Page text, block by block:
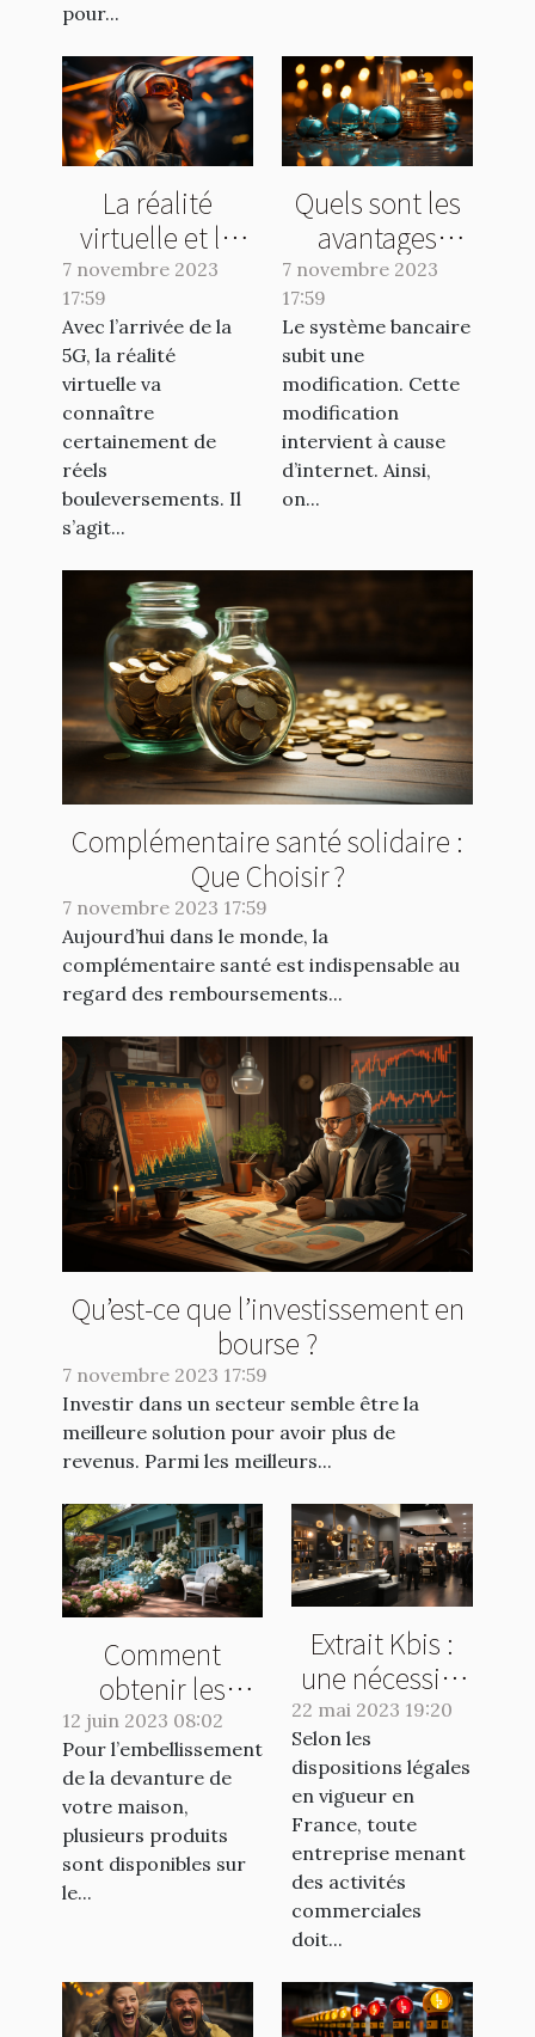
pour...
La réalité
virtuelle et la
5G : ce qu’il faut
comprendre !
7 novembre 2023
17:59
Avec l’arrivée de la
5G, la réalité
virtuelle va
connaître
certainement de
réels
bouleversements. Il
s’agit...
Quels sont les
avantages
d’une banque
en ligne ?
7 novembre 2023
17:59
Le système bancaire
subit une
modification. Cette
modification
intervient à cause
d’internet. Ainsi,
on...
Complémentaire santé solidaire :
Que Choisir ?
7 novembre 2023 17:59
Aujourd’hui dans le monde, la
complémentaire santé est indispensable au
regard des remboursements...
Qu’est-ce que l’investissement en
bourse ?
7 novembre 2023 17:59
Investir dans un secteur semble être la
meilleure solution pour avoir plus de
revenus. Parmi les meilleurs...
Comment
obtenir les
meilleurs
produits pour
l'embellissement
de votre
extérieur ?
12 juin 2023 08:02
Pour l’embellissement
de la devanture de
votre maison,
plusieurs produits
sont disponibles sur
le...
Extrait Kbis :
une nécessité
pour les
entreprises ou
une formalité
de plus ?
22 mai 2023 19:20
Selon les
dispositions légales
en vigueur en
France, toute
entreprise menant
des activités
commerciales
doit...